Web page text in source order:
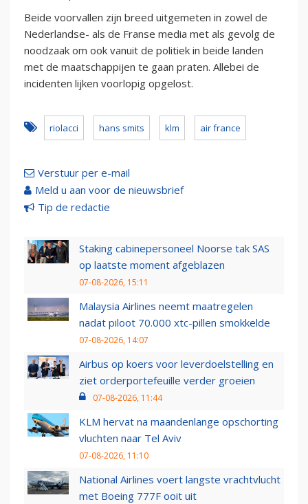
Beide voorvallen zijn breed uitgemeten in zowel de
Nederlandse- als de Franse media met als gevolg de
noodzaak om ook vanuit de politiek in beide landen
met de maatschappijen te gaan praten. Allebei de
incidenten lijken voorlopig opgelost.
riolacci hans smits klm air france
Verstuur per e-mail
Meld u aan voor de nieuwsbrief
Tip de redactie
Staking cabinepersoneel Noorse tak SAS
op laatste moment afgeblazen
07-08-2026, 15:11
Malaysia Airlines neemt maatregelen
nadat piloot 70.000 xtc-pillen smokkelde
07-08-2026, 14:07
Airbus op koers voor leverdoelstelling en
ziet orderportefeuille verder groeien
07-08-2026, 11:44
KLM hervat na maandenlange opschorting
vluchten naar Tel Aviv
07-08-2026, 11:10
National Airlines voert langste vrachtvlucht
met Boeing 777F ooit uit